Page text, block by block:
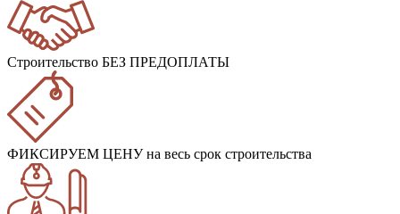
Строительство БЕЗ ПРЕДОПЛАТЫ
ФИКСИРУЕМ ЦЕНУна весь срок строительства